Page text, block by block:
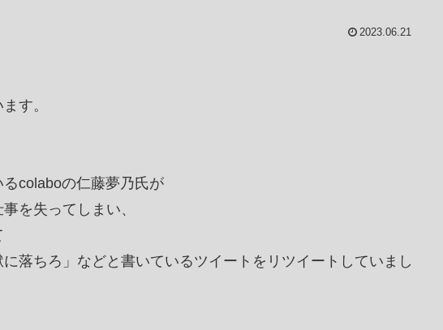
2023.06.21
す。
colaboの仁藤夢乃氏が
を失ってしまい、
に落ちろ」などと書いているツイートをリツイートしていまし